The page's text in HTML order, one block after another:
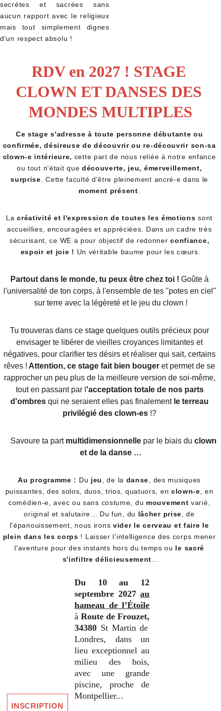
secrètes et sacrées sans
aucun rapport avec le religieux
mais tout simplement dignes
d'un respect absolu !
Ce stage s'adresse à toute personne débutante ou
confirmée, désireuse de découvrir ou re-découvrir son-sa
clown-e intérieure, cette part de nous reliée à notre enfance
ou tout n'était que découverte, jeu, émerveillement,
surprise . Cette faculté d'être pleinement ancré-e dans le
moment présent
La créativité et l'expression de toutes les émotions sont
accueillies, encouragées et appréciées. Dans un cadre très
sécurisant, ce WE a pour objectif de redonner confiance,
espoir et joie ! Un véritable baume pour les cœurs.
Partout dans le monde, tu peux être chez toi ! Goûte à
l'universalité de ton corps, à l'ensemble de tes "potes en ciel"
sur terre avec la légèreté et le jeu du clown !
Tu trouveras dans ce stage quelques outils précieux pour
envisager te libérer de vieilles croyances limitantes et
négatives, pour clarifier tes désirs et réaliser qui sait, certains
rêves ! Attention, ce stage fait bien bouger et permet de se
rapprocher un peu plus de la meilleure version de soi-même,
tout en passant par l 'acceptation totale de nos parts
d'ombres qui ne seraient elles pas finalement le terreau
privilégié des clown-es !?
    Savoure ta pa
rt multidimensionnelle par le biais du clown
et de la danse …
Au programme : Du jeu , de la danse , des musiques
puissantes, des solos, duos, trios, quatuors, en clown-e , en
comédien-e, avec ou sans costume, du mouvement varié,
original et salutaire... Du fun, du lâcher prise , de
l'épanouissement, nous irons vider le cerveau et faire le
plein dans les corps ! Laisser l'intelligence des corps mener
l'aventure pour des instants hors du temps ou le sacré
s'infiltre délicieusement
RDV en 2027 ! STAGE
CLOWN ET DANSES DES
MONDES MULTIPLES
Du 10 au 12
septembre 2027au
hameau de l’Étoile
à Route de Frouzet,
34380St Martin de
Londres, dans un
lieu exceptionnel au
milieu des bois,
avec une grande
piscine, proche de
Montpellier...
INSCRIPTION